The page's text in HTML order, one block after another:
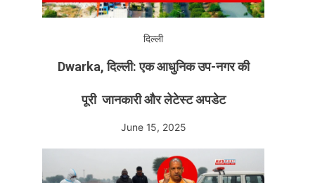
दिल्ली
Dwarka, दिल्ली: एक आधुनिक उप-नगर की
पूरी जानकारी और लेटेस्ट अपडेट
June 15, 2025